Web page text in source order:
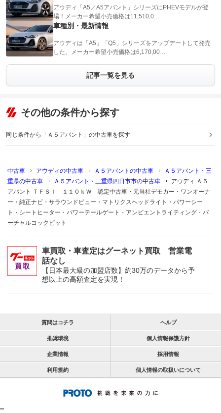
アウディ「A5／A5アバント」シリーズにPHEVモデルが登
場！メーカー希望小売価格は11,510,0…
車種別・最新情報
アウディは「A5」「Q5」シリーズをアップデートして発売
した。メーカー希望小売価格は6,170,00…
記事一覧を見る
その他の条件から探す
同じ条件から「Ａ５アバント」の中古車を探す
中古車 アウディの中古車 Ａ５アバントの中古車
Ａ５アバント・三
重県の中古車
Ａ５アバント・三重県四日市市の中古車
アウディ Ａ５
アバント ＴＦＳＩ １１０ｋＷ 認定中古車・元当社デモカー・ワンオーナ
ー・純正ナビ・サラウンドビュー・マトリクスヘッドライト・パワーシー
ト・シートヒーター・パワーテールゲート・アンビエントライティング・バ
ーチャルコックピット
車買取・車査定はグーネット買取 営業電
話なし
【日本最大級の加盟店数】約30万のデータから予
想以上の高額査定を実現！
質問はコチラ ヘルプ
推奨環境 個人情報保護方針
企業情報 採用情報
利用規約 個人情報の取扱いについて
""